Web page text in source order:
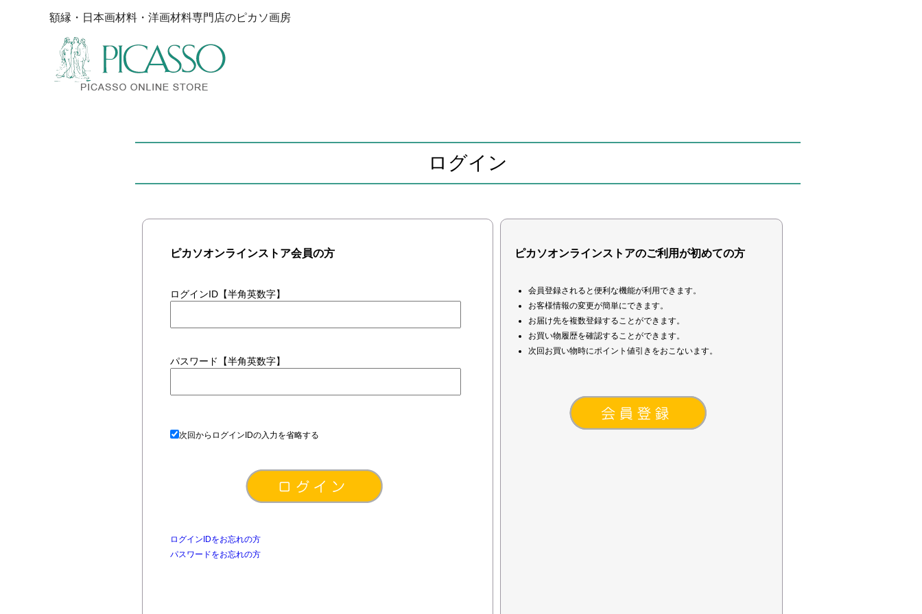
額縁・日本画材料・洋画材料専門店のピカソ画房
ログイン
ピカソオンラインストア会員の方
ログインID【半角英数字】
パスワード【半角英数字】
次回からログインIDの入力を省略する
ログインIDをお忘れの方
パスワードをお忘れの方
ピカソオンラインストアのご利用が初めての方
会員登録されると便利な機能が利用できます。
お客様情報の変更が簡単にできます。
お届け先を複数登録することができます。
お買い物履歴を確認することができます。
次回お買い物時にポイント値引きをおこないます。